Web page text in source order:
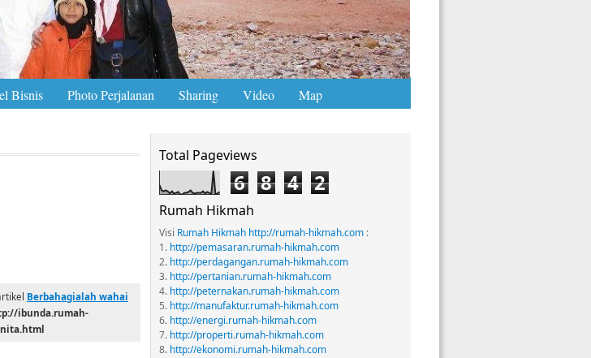
Bisnis Photo Perjalanan Sharing Video Map
Berbahagialah wahai
ibunda.rumah-
Total Pageviews
6 8 4 2
Rumah Hikmah
Visi Rumah Hikmah http://rumah-hikmah.com :
1. http://pemasaran.rumah-hikmah.com
2. http://perdagangan.rumah-hikmah.com
3. http://pertanian.rumah-hikmah.com
4. http://peternakan.rumah-hikmah.com
5. http://manufaktur.rumah-hikmah.com
6. http://energi.rumah-hikmah.com
7. http://properti.rumah-hikmah.com
8. http://ekonomi.rumah-hikmah.com